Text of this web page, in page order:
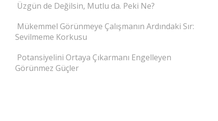
Üzgün de Değilsin, Mutlu da. Peki Ne?
Mükemmel Görünmeye Çalışmanın Ardındaki Sır:
Sevilmeme Korkusu
Potansiyelini Ortaya Çıkarmanı Engelleyen
Görünmez Güçler